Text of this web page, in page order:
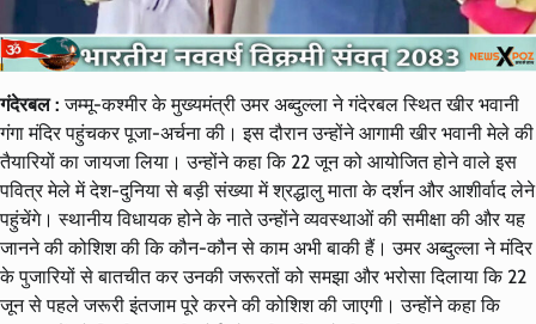
गंदेरबल : जम्मू-कश्मीर के मुख्यमंत्री उमर अब्दुल्ला ने गंदेरबल स्थित खीर भवानी
गंगा मंदिर पहुंचकर पूजा-अर्चना की। इस दौरान उन्होंने आगामी खीर भवानी मेले की
तैयारियों का जायजा लिया। उन्होंने कहा कि 22 जून को आयोजित होने वाले इस
पवित्र मेले में देश-दुनिया से बड़ी संख्या में श्रद्धालु माता के दर्शन और आशीर्वाद लेने
पहुंचेंगे। स्थानीय विधायक होने के नाते उन्होंने व्यवस्थाओं की समीक्षा की और यह
जानने की कोशिश की कि कौन-कौन से काम अभी बाकी हैं। उमर अब्दुल्ला ने मंदिर
के पुजारियों से बातचीत कर उनकी जरूरतों को समझा और भरोसा दिलाया कि 22
जून से पहले जरूरी इंतजाम पूरे करने की कोशिश की जाएगी। उन्होंने कहा कि